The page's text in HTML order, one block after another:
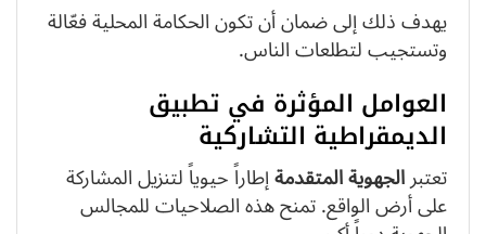
يهدف ذلك إلى ضمان أن تكون الحكامة المحلية فعّالة
وتستجيب لتطلعات الناس.
العوامل المؤثرة في تطبيق
الديمقراطية التشاركية
تعتبرالجهوية المتقدمةإطاراً حيوياً لتنزيل المشاركة
على أرض الواقع. تمنح هذه الصلاحيات للمجالس